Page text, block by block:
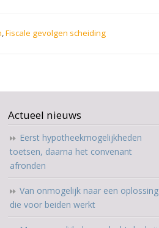
,Fiscale gevolgen scheiding
Actueel nieuws
Eerst hypotheekmogelijkheden
toetsen, daarna het convenant
afronden
Van onmogelijk naar een oplossing
die voor beiden werkt